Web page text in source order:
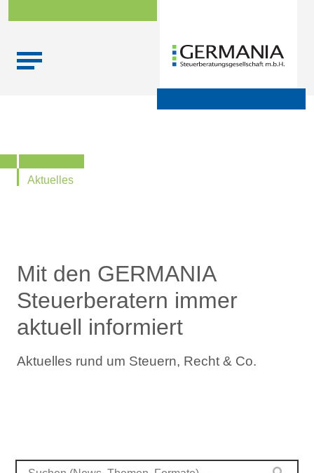
Skip
Wirtschaftsprüfung und Finanzen
Aktuelles
Mit den GERMANIA
Steuerberatern immer
aktuell informiert
Aktuelles rund um Steuern, Recht & Co.